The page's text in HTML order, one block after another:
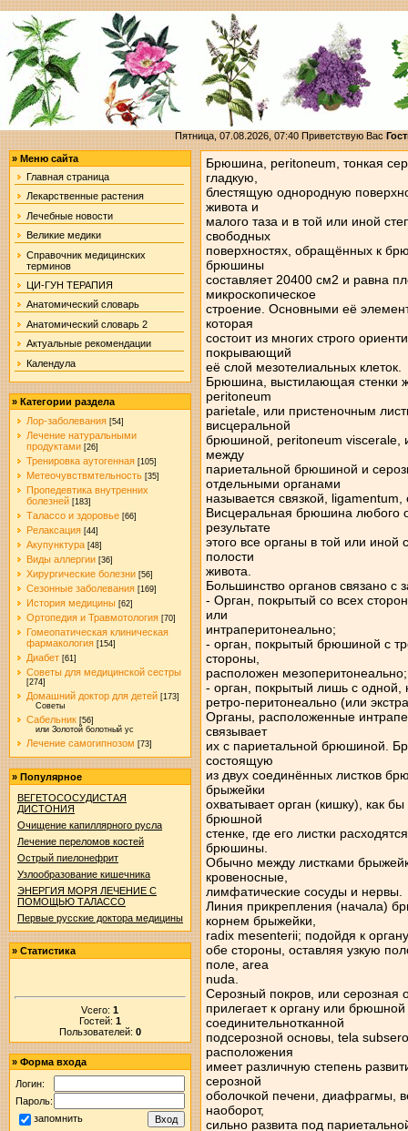
Пятница, 07.08.2026, 07:40Приветствую Вас
» Меню сайта
Главная страница
Лекарственные растения
Лечебные новости
Великие медики
Справочник медицинских
терминов
ЦИ-ГУН ТЕРАПИЯ
Анатомический словарь
Анатомический словарь 2
Актуальные рекомендации
Календула
» Категории раздела
Лор-заболевания [54]
Лечение натуральными
продуктами [26]
Тренировка аутогенная [105]
Метеочувствмтельность [35]
Пропедевтика внутренних
болезней [183]
Талассо и здоровье [66]
Релаксация [44]
Акупунктура [48]
Виды аллергии [36]
Хирургические болезни [56]
Сезонные заболевания [169]
История медицины [62]
Ортопедия и Травмотология [70]
Гомеопатическая клиническая
фармакология [154]
Диабет [61]
Советы для медицинской сестры
[274]
Домашний доктор для детей [173]
Советы
Сабельник [56]
или Золотой болотный ус
Лечение самогипнозом [73]
» Популярное
ВЕГЕТОСОСУДИСТАЯ
ДИСТОНИЯ
Очищение капиллярного русла
Лечение переломов костей
Острый пиелонефрит
Узлообразование кишечника
ЭНЕРГИЯ МОРЯ ЛЕЧЕНИЕ С
ПОМОЩЬЮ ТАЛАССО
Первые русские доктора медицины
» Статистика
Vсего:1
Гостей: 1
Пользователей: 0
» Форма входа
Логин:
Пароль:
запомнить
Брюшина, peritoneum, тонкая
гладкую,
блестящую однородную
живота и
малого таза и в той или иной
свободных
поверхностях, обращённых к
брюшины
составляет 20400 см2 и равна
микроскопическое
строение. Основными её
которая
состоит из многих строго
покрывающий
её слой мезотелиальных клеток.
Брюшина, выстилающая стенки
peritoneum
parietale, или пристеночным
висцеральной
брюшиной, peritoneum viscerale,
между
париетальной брюшиной и
отдельными органами
называется связкой,
Висцеральная брюшина любого
результате
этого все органы в той или
полости
живота.
Большинство органов связано с
- Орган, покрытый со всех
или
интраперитонеально;
- орган, покрытый брюшиной с
стороны,
расположен мезоперитонеально;
- орган, покрытый лишь с одной,
ретро-перитонеально (или
Органы, расположенные
связывает
их с париетальной брюшиной.
состоящую
из двух соединённых листков
брыжейки
охватывает орган (кишку), как
брюшной
стенке, где его листки
брюшины.
Обычно между листками
кровеносные,
лимфатические сосуды и нервы.
Линия прикрепления (начала)
корнем брыжейки,
radix mesenterii; подойдя к
обе стороны, оставляя узкую
поле, area
nuda.
Серозный покров, или серозная
прилегает к органу или
соединительнотканной
подсерозной основы, tela
расположения
имеет различную степень
серозной
оболочкой печени, диафрагмы,
наоборот,
сильно развита под